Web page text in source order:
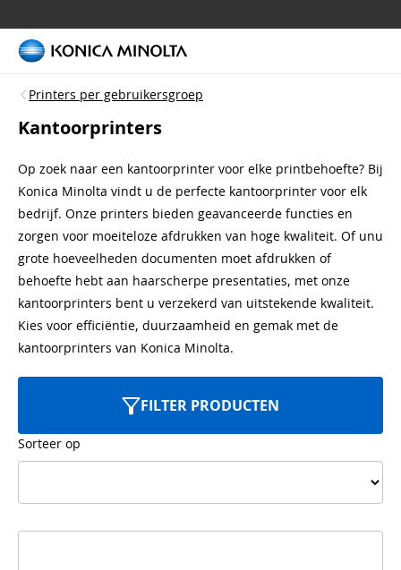
Printers per gebruikersgroep
Kantoorprinters
Op zoek naar een kantoorprinter voor elke printbehoefte? Bij
Konica Minolta vindt u de perfecte kantoorprinter voor elk
bedrijf. Onze printers bieden geavanceerde functies en
zorgen voor moeiteloze afdrukken van hoge kwaliteit. Of unu
grote hoeveelheden documenten moet afdrukken of
behoefte hebt aan haarscherpe presentaties, met onze
kantoorprinters bent u verzekerd van uitstekende kwaliteit.
Kies voor efficiëntie, duurzaamheid en gemak met de
kantoorprinters van Konica Minolta.
FILTER PRODUCTEN
Sorteer op